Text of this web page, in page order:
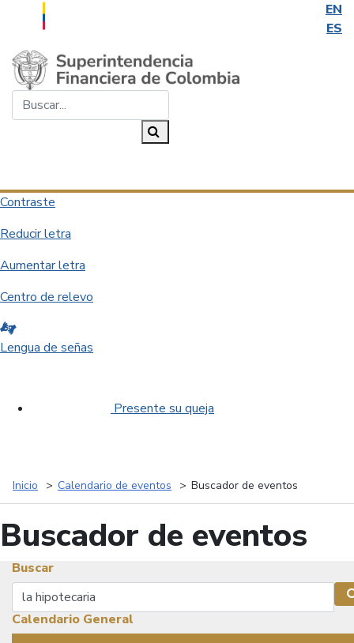
EN
ES
Saltar al contenido principal
Contraste
Reducir letra
Aumentar letra
Centro de relevo
Lengua de señas
Presente su queja
Inicio Calendario de eventos Buscador de eventos
Buscador de eventos
Buscar
Buscar
Calendario General